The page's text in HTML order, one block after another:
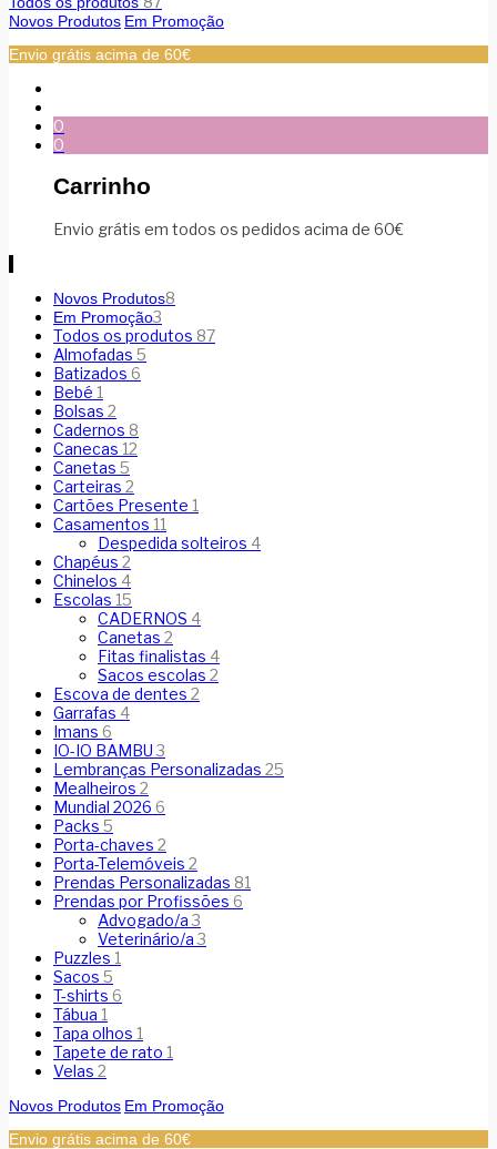
Novos Produtos Em Promoção
Envio grátis acima de 60€
0
0
Carrinho
Envio grátis em todos os pedidos acima de 60€
Novos Produtos8
Em Promoção3
Todos os produtos 87
Almofadas 5
Batizados 6
Bebé 1
Bolsas 2
Cadernos 8
Canecas 12
Canetas 5
Carteiras 2
Cartões Presente 1
Casamentos 11
Despedida solteiros 4
Chapéus 2
Chinelos 4
Escolas 15
CADERNOS 4
Canetas 2
Fitas finalistas 4
Sacos escolas 2
Escova de dentes 2
Garrafas 4
Imans 6
IO-IO BAMBU3
Lembranças Personalizadas 25
Mealheiros 2
Mundial 2026 6
Packs 5
Porta-chaves 2
Porta-Telemóveis 2
Prendas Personalizadas 81
Prendas por Profissões 6
Advogado/a3
Veterinário/a3
Puzzles 1
Sacos 5
T-shirts 6
Tábua 1
Tapa olhos 1
Tapete de rato 1
Velas 2
Novos Produtos Em Promoção
Envio grátis acima de 60€